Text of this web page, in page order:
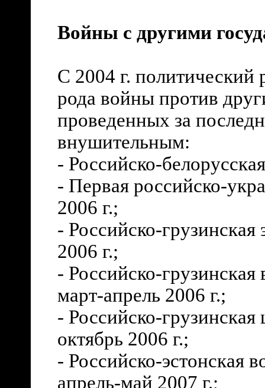
Войны с другими
С 2004 г. политический
рода войны против
проведенных за
внушительным:
- Российско-
- Первая российско-
2006 г.;
- Российско-грузинская
2006 г.;
- Российско-
март-апрель 2006 г.;
- Российско-
октябрь 2006 г.;
- Российско-эстонская
апрель-май 2007 г.;